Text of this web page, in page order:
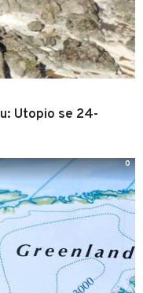
Utopio se 24-
0